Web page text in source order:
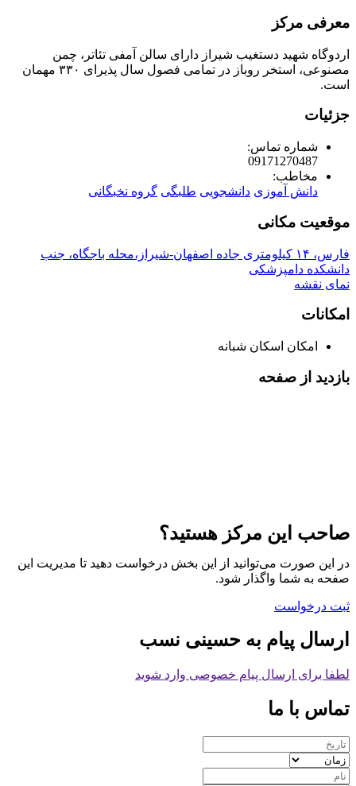
معرفی مرکز
اردوگاه شهید دستغیب شیراز دارای سالن آمفی تئاتر، چمن
مصنوعی، استخر روباز در تمامی فصول سال پذیرای ۳۳۰ مهمان
است.
جزئیات
شماره تماس:
09171270487
مخاطب:
دانش آموزی دانشجویی طلبگی گروه نخبگانی
موقعیت مکانی
فارس، ۱۴ کیلومتری جاده اصفهان-شیراز،محله باجگاه، جنب
دانشکده دامپزشکی
نمای نقشه
امکانات
امکان اسکان شبانه
بازدید از صفحه
صاحب این مرکز هستید؟
در این صورت می‌توانید از این بخش درخواست دهید تا مدیریت این
صفحه به شما واگذار شود.
ثبت درخواست
ارسال پیام به حسینی نسب
لطفا برای ارسال پیام خصوصی وارد شوید
تماس با ما